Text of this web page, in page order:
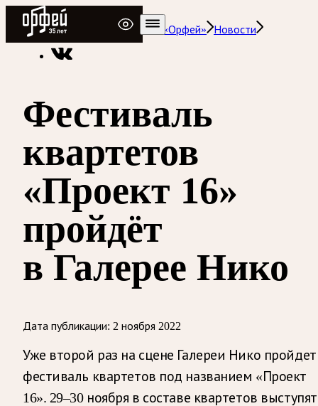
Радио Орфей
Радио классической музыки «Орфей»
Новости
Фестиваль
квартетов
«Проект 16»
пройдёт
в Галерее Нико
Дата публикации: 2 ноября 2022
Уже второй раз на сцене Галереи Нико пройдет
фестиваль квартетов под названием «Проект
16». 29–30 ноября в составе квартетов выступят